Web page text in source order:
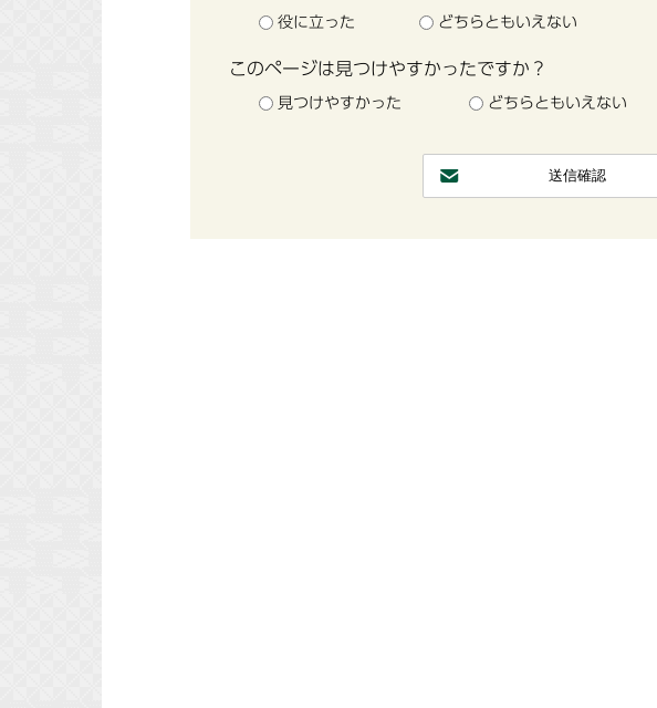
役に立った どちらともいえない
このページは見つけやすかったですか？
見つけやすかった どちらともいえない